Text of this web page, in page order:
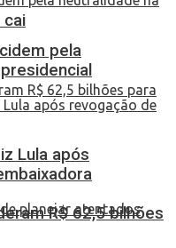
cai
R$ 62,5 bilhões
pela
Lula após